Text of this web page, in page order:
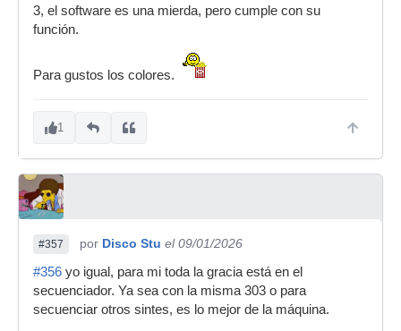
3, el software es una mierda, pero cumple con su
función.
Para gustos los colores.
1
#357 por Disco Stu el 09/01/2026
#356 yo igual, para mi toda la gracia está en el
secuenciador. Ya sea con la misma 303 o para
secuenciar otros sintes, es lo mejor de la máquina.